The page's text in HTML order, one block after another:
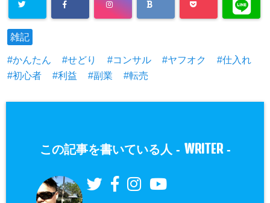
雑記
かんたん せどり コンサル ヤフオク
仕入れ
初心者
利益 副業 転売
この記事を書いている人 - WRITER-